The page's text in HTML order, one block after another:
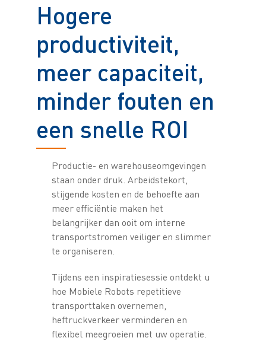
Hogere
productiviteit,
meer capaciteit,
minder fouten en
een snelle ROI
Productie- en warehouseomgevingen
staan onder druk. Arbeidstekort,
stijgende kosten en de behoefte aan
meer efficiëntie maken het
belangrijker dan ooit om interne
transportstromen veiliger en slimmer
te organiseren.
Tijdens een inspiratiesessie ontdekt u
hoe Mobiele Robots repetitieve
transporttaken overnemen,
heftruckverkeer verminderen en
flexibel meegroeien met uw operatie.